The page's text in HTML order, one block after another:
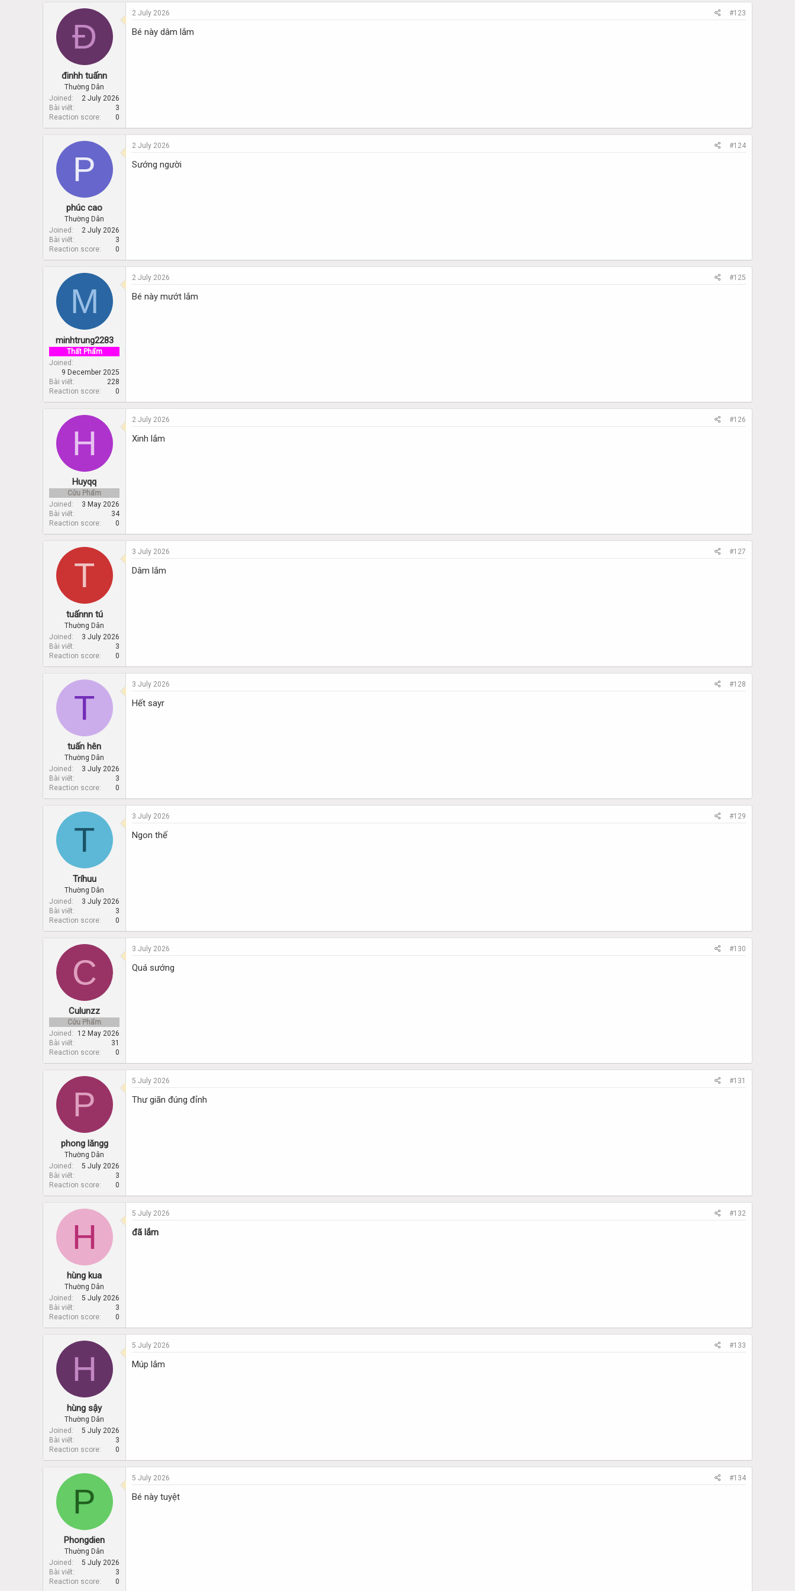
Đ
đinhh tuấnn
Thường Dân
Joined
2 July 2026
Bài viết
3
Reaction score
0
2 July 2026 #123
Bé này dâm lắm
P
phúc cao
Thường Dân
Joined
2 July 2026
Bài viết
3
Reaction score
0
2 July 2026 #124
Sướng người
M
minhtrung2283
Thất Phẩm
Joined
9 December 2025
Bài viết
228
Reaction score
0
2 July 2026 #125
Bé này mướt lắm
H
Huyqq
Cửu Phẩm
Joined
3 May 2026
Bài viết
34
Reaction score
0
2 July 2026 #126
Xinh lắm
T
tuấnnn tú
Thường Dân
Joined
3 July 2026
Bài viết
3
Reaction score
0
3 July 2026 #127
Dâm lắm
T
tuấn hên
Thường Dân
Joined
3 July 2026
Bài viết
3
Reaction score
0
3 July 2026 #128
Hết sayr
T
Tríhuu
Thường Dân
Joined
3 July 2026
Bài viết
3
Reaction score
0
3 July 2026 #129
Ngon thế
C
Culunzz
Cửu Phẩm
Joined
12 May 2026
Bài viết
31
Reaction score
0
3 July 2026 #130
Quá sướng
P
phong lăngg
Thường Dân
Joined
5 July 2026
Bài viết
3
Reaction score
0
5 July 2026 #131
Thư giãn đúng đỉnh
H
hùng kua
Thường Dân
Joined
5 July 2026
Bài viết
3
Reaction score
0
5 July 2026 #132
đã lắm
H
hùng sậy
Thường Dân
Joined
5 July 2026
Bài viết
3
Reaction score
0
5 July 2026 #133
Múp lắm
P
Phongdien
Thường Dân
Joined
5 July 2026
Bài viết
3
Reaction score
0
5 July 2026 #134
Bé này tuyệt